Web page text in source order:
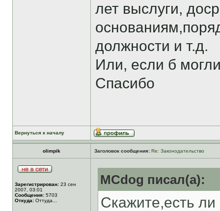
лет выслуги,
должности и т.д.
Или, если б
Спасибо
Вернуться к началу
olimpik Заголовок сообщения: Re: Законодательство
Зарегистрирован: 23 сен
2007, 03:01
Сообщения: 5703
Откуда: Оттуда...
MCdog писал(а):
Скажите,есть